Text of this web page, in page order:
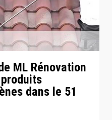
ML Rénovation
dans le 51